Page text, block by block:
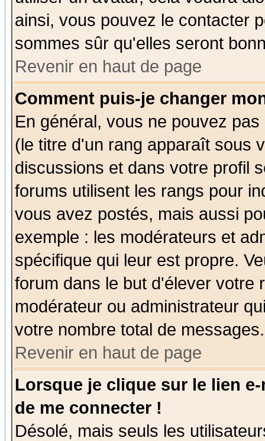
ainsi, vous pouvez le contacter
sommes sûr qu'elles seront
Revenir en haut de page
Comment puis-je changer
En général, vous ne pouvez
(le titre d'un rang apparaît sous
discussions et dans votre profil
forums utilisent les rangs pour
vous avez postés, mais aussi
exemple : les modérateurs et
spécifique qui leur est propre.
forum dans le but d'élever votre
modérateur ou administrateur
votre nombre total de messages.
Revenir en haut de page
Lorsque je clique sur le lien
de me connecter !
Désolé, mais seuls les